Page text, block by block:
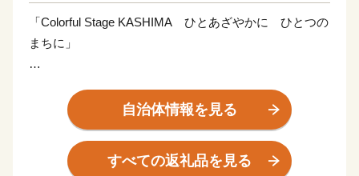
「Colorful Stage KASHIMA ひとあざやかに ひとつの
まちに」
畑の恵みが豊かで，自然の味わいを活かした様々な特産
品があります。
また，東国三社の一つにも数えられる鹿島神宮を有する
歴史的伝統を持ち，更にはJリーグ鹿島アントラーズの
自治体情報を見る
すべての返礼品を見る